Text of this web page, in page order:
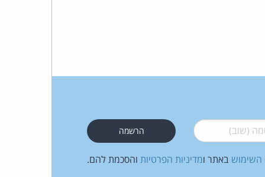
(שוב)*
השימוש באתר ומדיניות הפרטיות והסכמת להם.